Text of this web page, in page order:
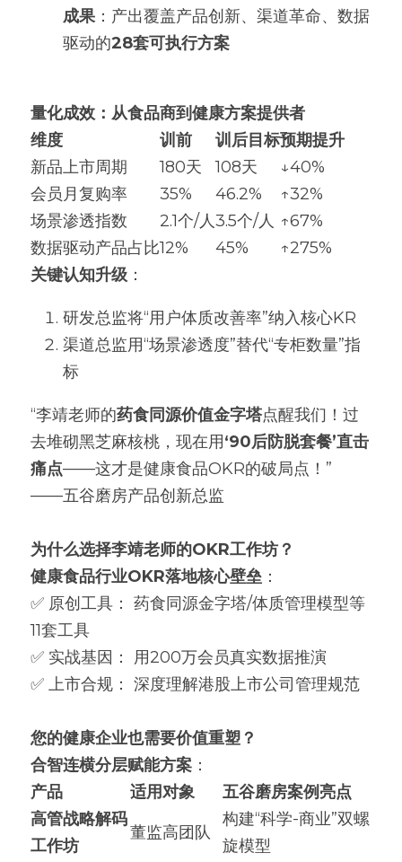
成果：产出覆盖产品创新、渠道革命、数据
驱动的28套可执行方案
量化成效：从食品商到健康方案提供者
维度
训前 训后目标预期提升
新品上市周期
180天 108天
↓40%
会员月复购率
35% 46.2%
↑32%
场景渗透指数
2.1个/人3.5个/人 ↑67%
数据驱动产品占比12% 45%
↑275%
关键认知升级 ：
研发总监将“用户体质改善率”纳入核心KR
渠道总监用“场景渗透度”替代“专柜数量”指
标
“李靖老师的药食同源价值金字塔点醒我们！过
去堆砌黑芝麻核桃，现在用‘90后防脱套餐’直击
痛点——这才是健康食品OKR的破局点！”
——五谷磨房产品创新总监
为什么选择李靖老师的OKR工作坊？
健康食品行业OKR落地核心壁垒 ：
✅ 原创工具： 药食同源金字塔/体质管理模型等
11套工具
✅ 实战基因： 用200万会员真实数据推演
✅ 上市合规： 深度理解港股上市公司管理规范
您的健康企业也需要价值重塑？
合智连横分层赋能方案 ：
产品
适用对象
五谷磨房案例亮点
高管战略解码
工作坊
董监高团队
构建“科学-商业”双螺
旋模型